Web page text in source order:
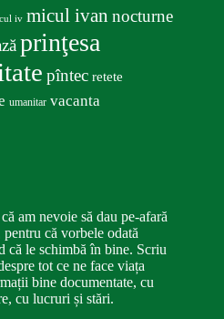
iv micul ivan nocturne
prinţesa
pîntec retete
umanitar vacanta
am nevoie să dau pe-afară
că vorbele odată
că le schimbă în bine. Scriu
tot ce ne face viața
bine documentate, cu
cu lucruri și stări.